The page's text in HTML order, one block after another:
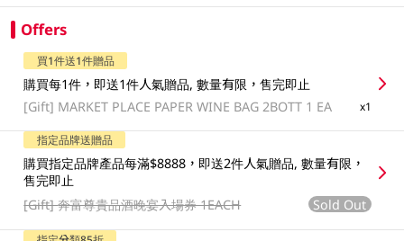
Offers
買1件送1件贈品
購買每1件，即送1件人氣贈品, 數量有限，售完即止
[Gift] MARKET PLACE PAPER WINE BAG 2BOTT 1 EA x1
指定品牌送贈品
購買指定品牌產品每滿$8888，即送2件人氣贈品, 數量有限，
售完即止
[Gift]奔富尊貴品酒晚宴入場券 1EACH Sold Out